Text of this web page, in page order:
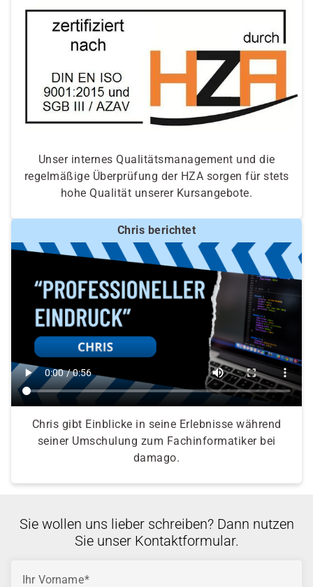
Unser internes Qualitätsmanagement und die
regelmäßige Überprüfung der HZA sorgen für stets
hohe Qualität unserer Kursangebote.
Chris berichtet
Chris gibt Einblicke in seine Erlebnisse während
seiner Umschulung zum Fachinformatiker bei
damago.
Sie wollen uns lieber schreiben? Dann nutzen
Sie unser Kontaktformular.
Ihr Vorname